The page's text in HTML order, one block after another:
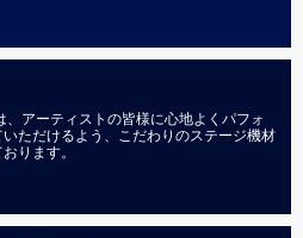
、アーティストの皆様に心地よくパフォ
いただけるよう、こだわりのステージ機材
ります。